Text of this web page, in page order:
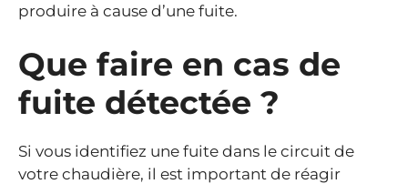
produire à cause d’une fuite.
Que faire en cas de
fuite détectée ?
Si vous identifiez une fuite dans le circuit de
votre chaudière, il est important de réagir